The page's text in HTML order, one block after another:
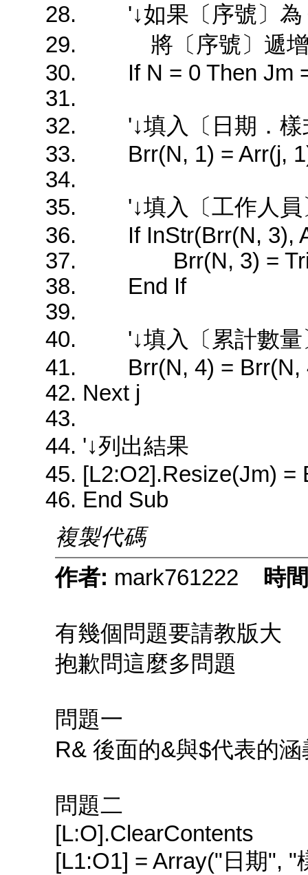
'↓如果〔序號〕為
將〔序號〕遞增
If N = 0 Then Jm =
'↓填入〔日期．樣
Brr(N, 1) = Arr(j,
'↓填入〔工作人員
If InStr(Brr(N, 3),
Brr(N, 3) =
End If
'↓填入〔累計數量
Brr(N, 4) = Brr(N,
Next j
'↓列出結果
[L2:O2].Resize(Jm) =
End Sub
複製代碼
作者: mark761222 時
有幾個問題要請教版大
抱歉問這麼多問題
問題一
R& 後面的&與$代表的涵
問題二
[L:O].ClearContents
[L1:O1] = Array("日期",